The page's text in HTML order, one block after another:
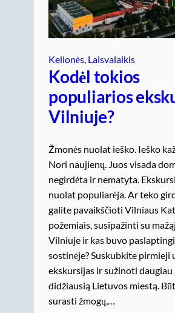
Kelionės, Laisvalaikis
Kodėl tokios
populiarios
Vilniuje?
Žmonės nuolat ieško. Ieško
Nori naujienų. Juos visada
negirdėta ir nematyta.
nuolat populiarėja. Ar teko
galite pavaikščioti Vilniaus
požemiais, susipažinti su
Vilniuje ir kas buvo
sostinėje? Suskubkite pirmieji
ekskursijas ir sužinoti daugiau
didžiausią Lietuvos miestą.
surasti žmogų,…